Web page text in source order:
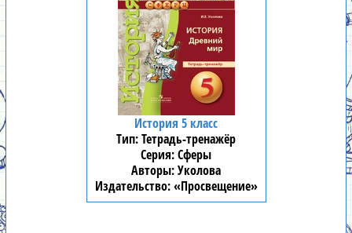
История 5 класс
Тетрадь-тренажёр
Сферы
Уколова
«Просвещение»